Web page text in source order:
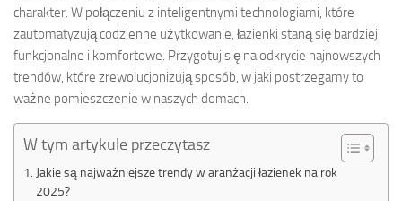
charakter. W połączeniu z inteligentnymi technologiami, które
zautomatyzują codzienne użytkowanie, łazienki staną się bardziej
funkcjonalne i komfortowe. Przygotuj się na odkrycie najnowszych
trendów, które zrewolucjonizują sposób, w jaki postrzegamy to
ważne pomieszczenie w naszych domach.
W tym artykule przeczytasz
Jakie są najważniejsze trendy w aranżacji łazienek na rok
2025?